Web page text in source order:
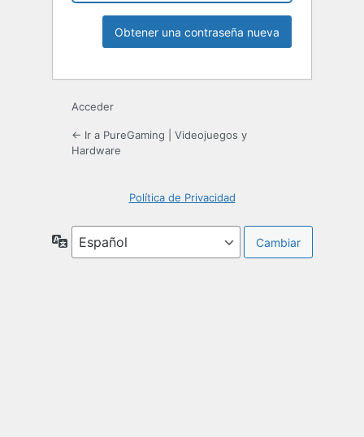
Acceder
← Ir a PureGaming | Videojuegos y
Hardware
Política de Privacidad
Idioma